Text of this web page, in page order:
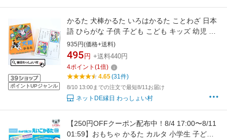
ポイントUPジャンル
かるた 犬棒かるた いろはかるた ことわざ 日本
語 ひらがな 子供 子ども こども キッズ 幼児 小
学生 大人 家族 学校 知育玩具 教育商材 教材 大
会 正月 年末年始 遊び ゲーム インドア 縁日 お
祭り 夏祭り 秋祭り おもちゃ オモチャ 玩具
【13時までの注文で当日発送】
935円(価格+送料)
495 円 +送料440円
4ポイント (1倍)
4.65(31件)
8/10 13:00までの注文で最短8/11お届け
ネットDE縁日 わっしょい村
【250円OFFクーポン配布中！8/4 17:00〜8/11
01:59】おもちゃ かるた カルタ 小学生 子ども